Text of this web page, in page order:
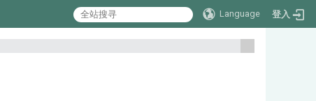
Language 登入
:::